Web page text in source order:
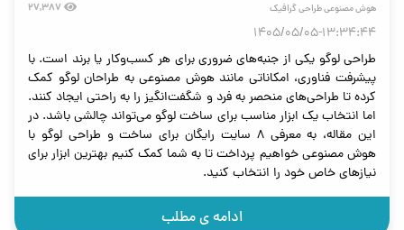
هوش مصنوعی طراحی گرافیک 27,387
1405/05/05-13:34:44
طراحی لوگو یکی از جنبه‌های ضروری برای هر کسب‌وکار یا برند است. با
پیشرفت فناوری، امکاناتی مانند هوش مصنوعی به طراحان لوگو کمک
کرده تا طراحی‌های منحصر به فرد و شگفت‌انگیز را به راحتی ایجاد کنند.
اما انتخاب یک ابزار مناسب برای ساخت لوگو می‌تواند چالشی باشد. در
این مقاله، به معرفی 8 سایت رایگان برای ساخت و طراحی لوگو با
هوش مصنوعی خواهیم پرداخت تا به شما کمک کنیم بهترین ابزار برای
نیازهای خاص خود را انتخاب کنید.
ادامه ی مطلب